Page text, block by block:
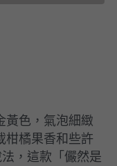
黃色，氣泡細緻
柑橘果香和些許
法，這款「儼然是